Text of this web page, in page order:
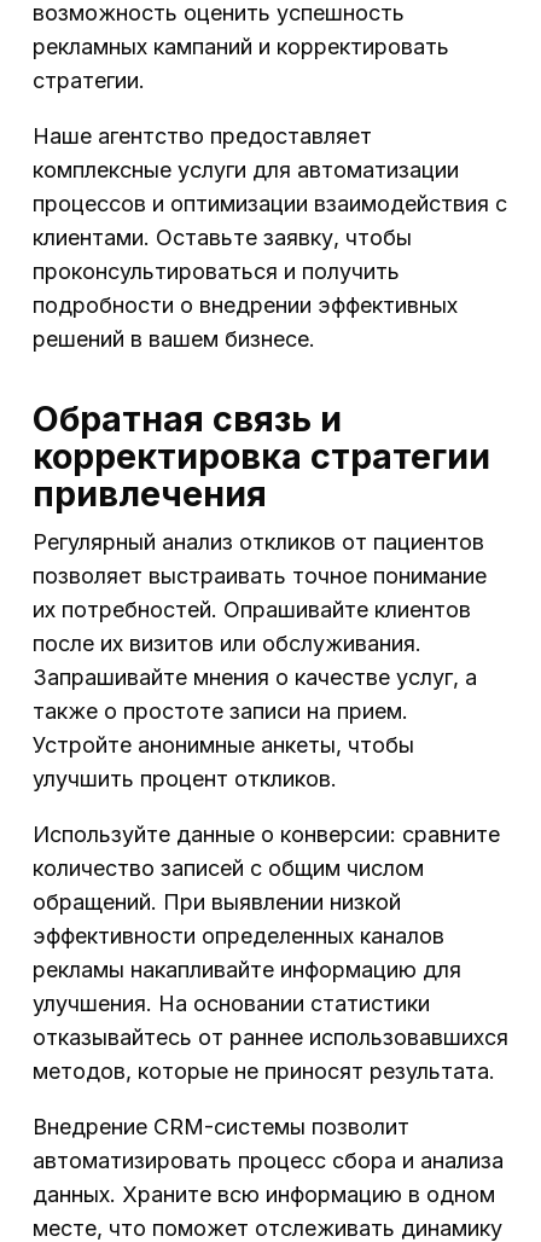
возможность оценить успешность
рекламных кампаний и корректировать
стратегии.
Наше агентство предоставляет
комплексные услуги для автоматизации
процессов и оптимизации взаимодействия с
клиентами. Оставьте заявку, чтобы
проконсультироваться и получить
подробности о внедрении эффективных
решений в вашем бизнесе.
Обратная связь и
корректировка стратегии
привлечения
Регулярный анализ откликов от пациентов
позволяет выстраивать точное понимание
их потребностей. Опрашивайте клиентов
после их визитов или обслуживания.
Запрашивайте мнения о качестве услуг, а
также о простоте записи на прием.
Устройте анонимные анкеты, чтобы
улучшить процент откликов.
Используйте данные о конверсии: сравните
количество записей с общим числом
обращений. При выявлении низкой
эффективности определенных каналов
рекламы накапливайте информацию для
улучшения. На основании статистики
отказывайтесь от раннее использовавшихся
методов, которые не приносят результата.
Внедрение CRM-системы позволит
автоматизировать процесс сбора и анализа
данных. Храните всю информацию в одном
месте, что поможет отслеживать динамику